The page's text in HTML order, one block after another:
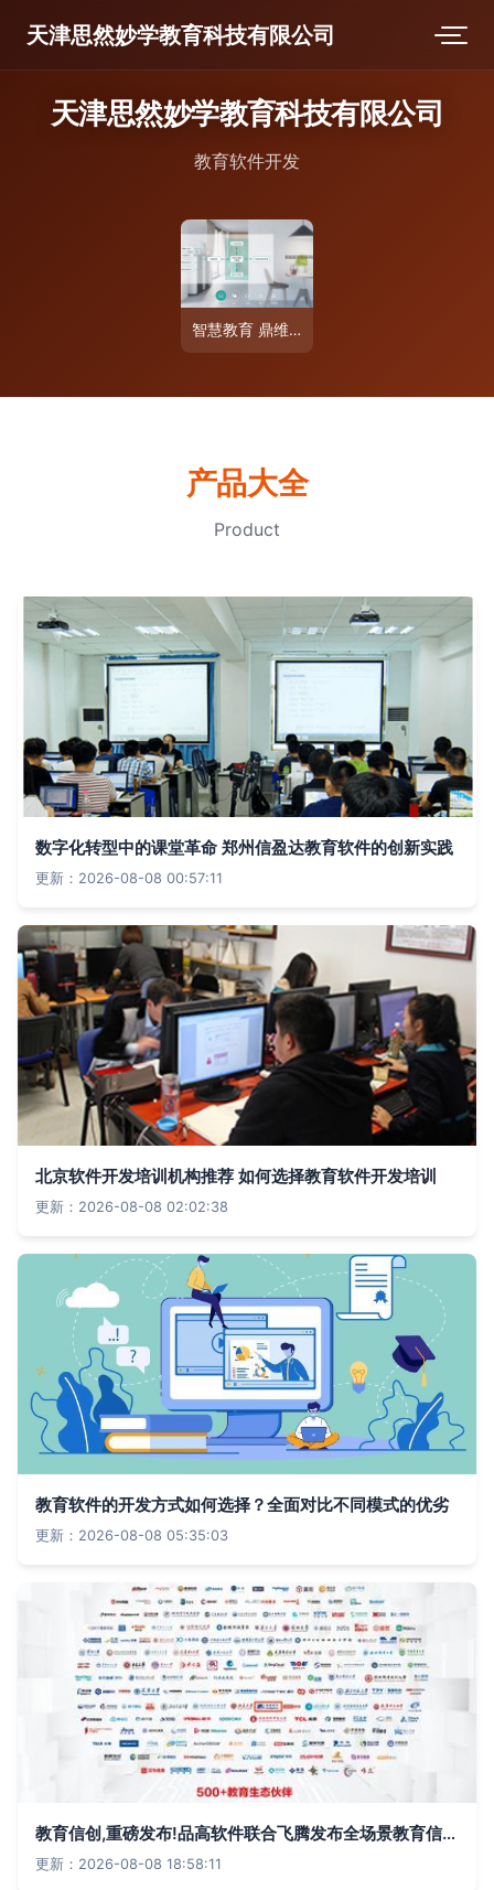
天津思然妙学教育科技有限公司
天津思然妙学教育科技有限公司
教育软件开发
智慧教育 鼎维如何以定制化软件开发赋能未来教育
产品大全
Product
数字化转型中的课堂革命 郑州信盈达教育软件的创新实践
更新：2026-08-08 00:57:11
北京软件开发培训机构推荐 如何选择教育软件开发培训
更新：2026-08-08 02:02:38
教育软件的开发方式如何选择？全面对比不同模式的优劣
更新：2026-08-08 05:35:03
教育信创,重磅发布!品高软件联合飞腾发布全场景教育信创白皮书!
更新：2026-08-08 18:58:11